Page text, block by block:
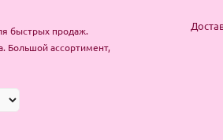
быстрых продаж.
Большой ассортимент,